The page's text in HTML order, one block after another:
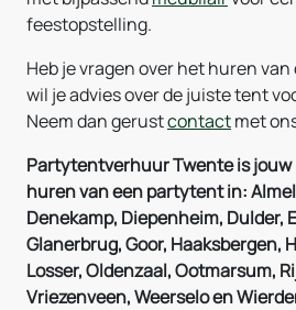
feestopstelling.
Heb je vragen over het huren
wil je advies over de juiste tent
Neem dan gerustcontactmet
Partytentverhuur Twente is
huren van een partytent in:
Denekamp, Diepenheim, Dulder,
Glanerbrug, Goor, Haaksbergen,
Losser, Oldenzaal, Ootmarsum,
Vriezenveen, Weerselo en